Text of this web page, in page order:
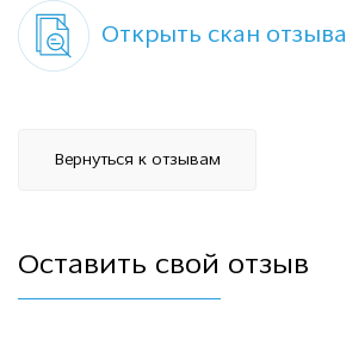
Открыть скан отзыва
Вернуться к отзывам
Оставить свой отзыв